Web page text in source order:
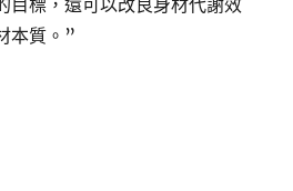
目標，還可以改良身材代謝效
本質。”